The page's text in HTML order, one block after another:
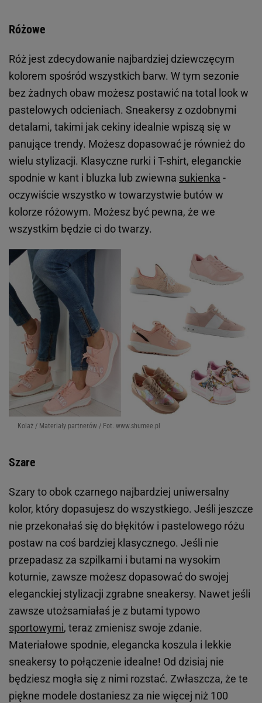
Różowe
Róż jest zdecydowanie najbardziej dziewczęcym
kolorem spośród wszystkich barw. W tym sezonie
bez żadnych obaw możesz postawić na total look w
pastelowych odcieniach. Sneakersy z ozdobnymi
detalami, takimi jak cekiny idealnie wpiszą się w
panujące trendy. Możesz dopasować je również do
wielu stylizacji. Klasyczne rurki i T-shirt, eleganckie
spodnie w kant i bluzka lub zwiewna sukienka -
oczywiście wszystko w towarzystwie butów w
kolorze różowym. Możesz być pewna, że we
wszystkim będzie ci do twarzy.
Kolaż / Materiały partnerów / Fot. www.shumee.pl
Szare
Szary to obok czarnego najbardziej uniwersalny
kolor, który dopasujesz do wszystkiego. Jeśli jeszcze
nie przekonałaś się do błękitów i pastelowego różu
postaw na coś bardziej klasycznego. Jeśli nie
przepadasz za szpilkami i butami na wysokim
koturnie, zawsze możesz dopasować do swojej
eleganckiej stylizacji zgrabne sneakersy. Nawet jeśli
zawsze utożsamiałaś je z butami typowo
sportowymi, teraz zmienisz swoje zdanie.
Materiałowe spodnie, elegancka koszula i lekkie
sneakersy to połączenie idealne! Od dzisiaj nie
będziesz mogła się z nimi rozstać. Zwłaszcza, że te
piękne modele dostaniesz za nie więcej niż 100